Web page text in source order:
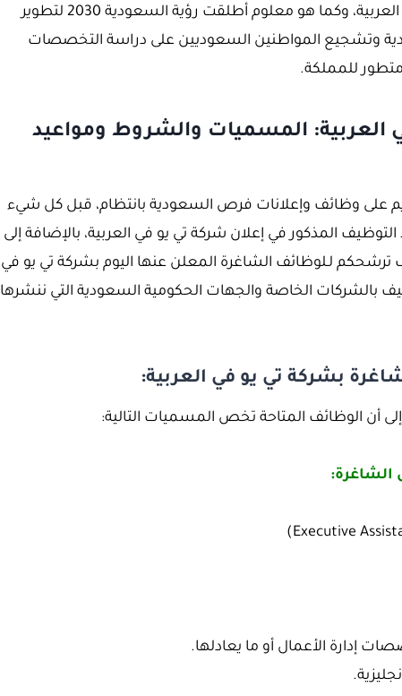
ومن بينها إعلان شركة تي يو في العربية، وكما هو معلوم أطلقت رؤية السعودية 2030 لتطوير
وتشجيع المواطنين السعوديين على دراسة التخصصات
للمملكة.
العربية: المسميات والشروط ومواعيد
على وظائف وإعلانات فرص السعودية بانتظام، قبل كل شيء
المذكور في إعلان شركة تي يو في العربية، بالإضافة إلى
ترشحكم لـلوظائف الشاغرة المعلن عنها اليوم بشركة تي يو في
بالشركات الخاصة والجهات الحكومية السعودية التي ننشرها
بشركة تي يو في العربية:
أن الوظائف المتاحة تخص المسميات التالية:
الشاغرة:
إدارة الأعمال أو ما يعادلها.